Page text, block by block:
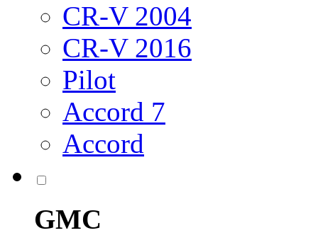
CR-V 2004
CR-V 2016
Pilot
Accord 7
Accord
GMC